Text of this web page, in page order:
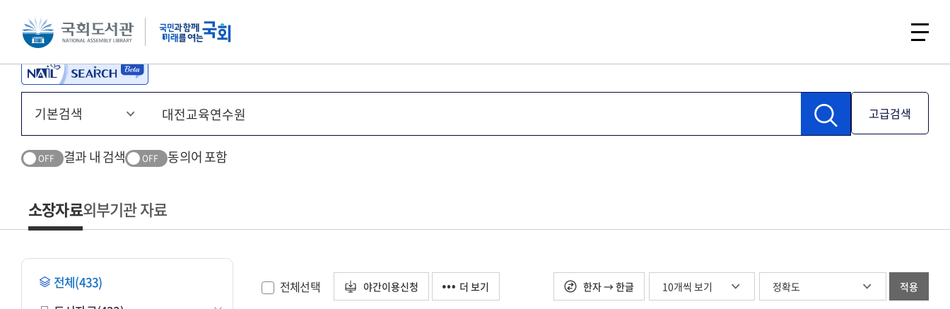
본문 바로가기 주메뉴 바로가기
고급검색
OFF 결과 내 검색 OFF 동의어 포함
소장자료외부기관 자료
전체(433)
전체선택 야간이용신청 더 보기 한자 → 한글 적용